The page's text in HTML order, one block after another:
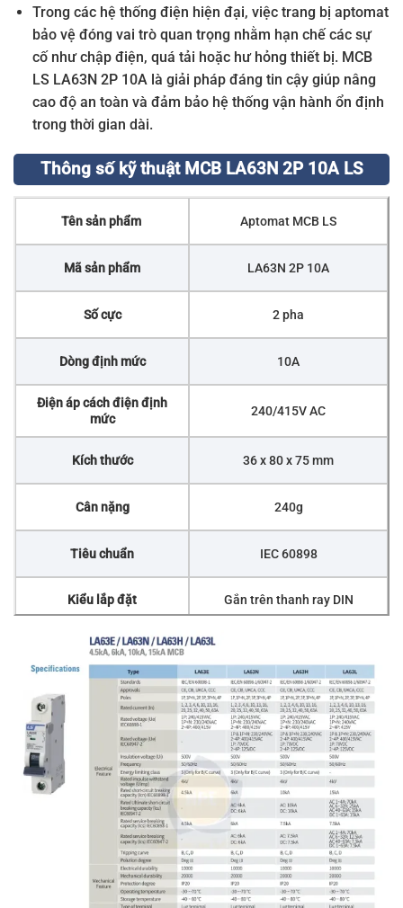
Trong các hệ thống điện hiện đại, việc trang bị aptomat
bảo vệ đóng vai trò quan trọng nhằm hạn chế các sự
cố như chập điện, quá tải hoặc hư hỏng thiết bị. MCB
LS LA63N 2P 10A là giải pháp đáng tin cậy giúp nâng
cao độ an toàn và đảm bảo hệ thống vận hành ổn định
trong thời gian dài.
Thông số kỹ thuật MCB LA63N 2P 10A LS
Tên sản phẩm Aptomat MCB LS
Mã sản phẩm LA63N 2P 10A
Số cực 2 pha
Dòng định mức 10A
Điện áp cách điện định
mức
240/415V AC
Kích thước 36 x 80 x 75 mm
Cân nặng 240g
Tiêu chuẩn IEC 60898
Kiểu lắp đặt Gắn trên thanh ray DIN